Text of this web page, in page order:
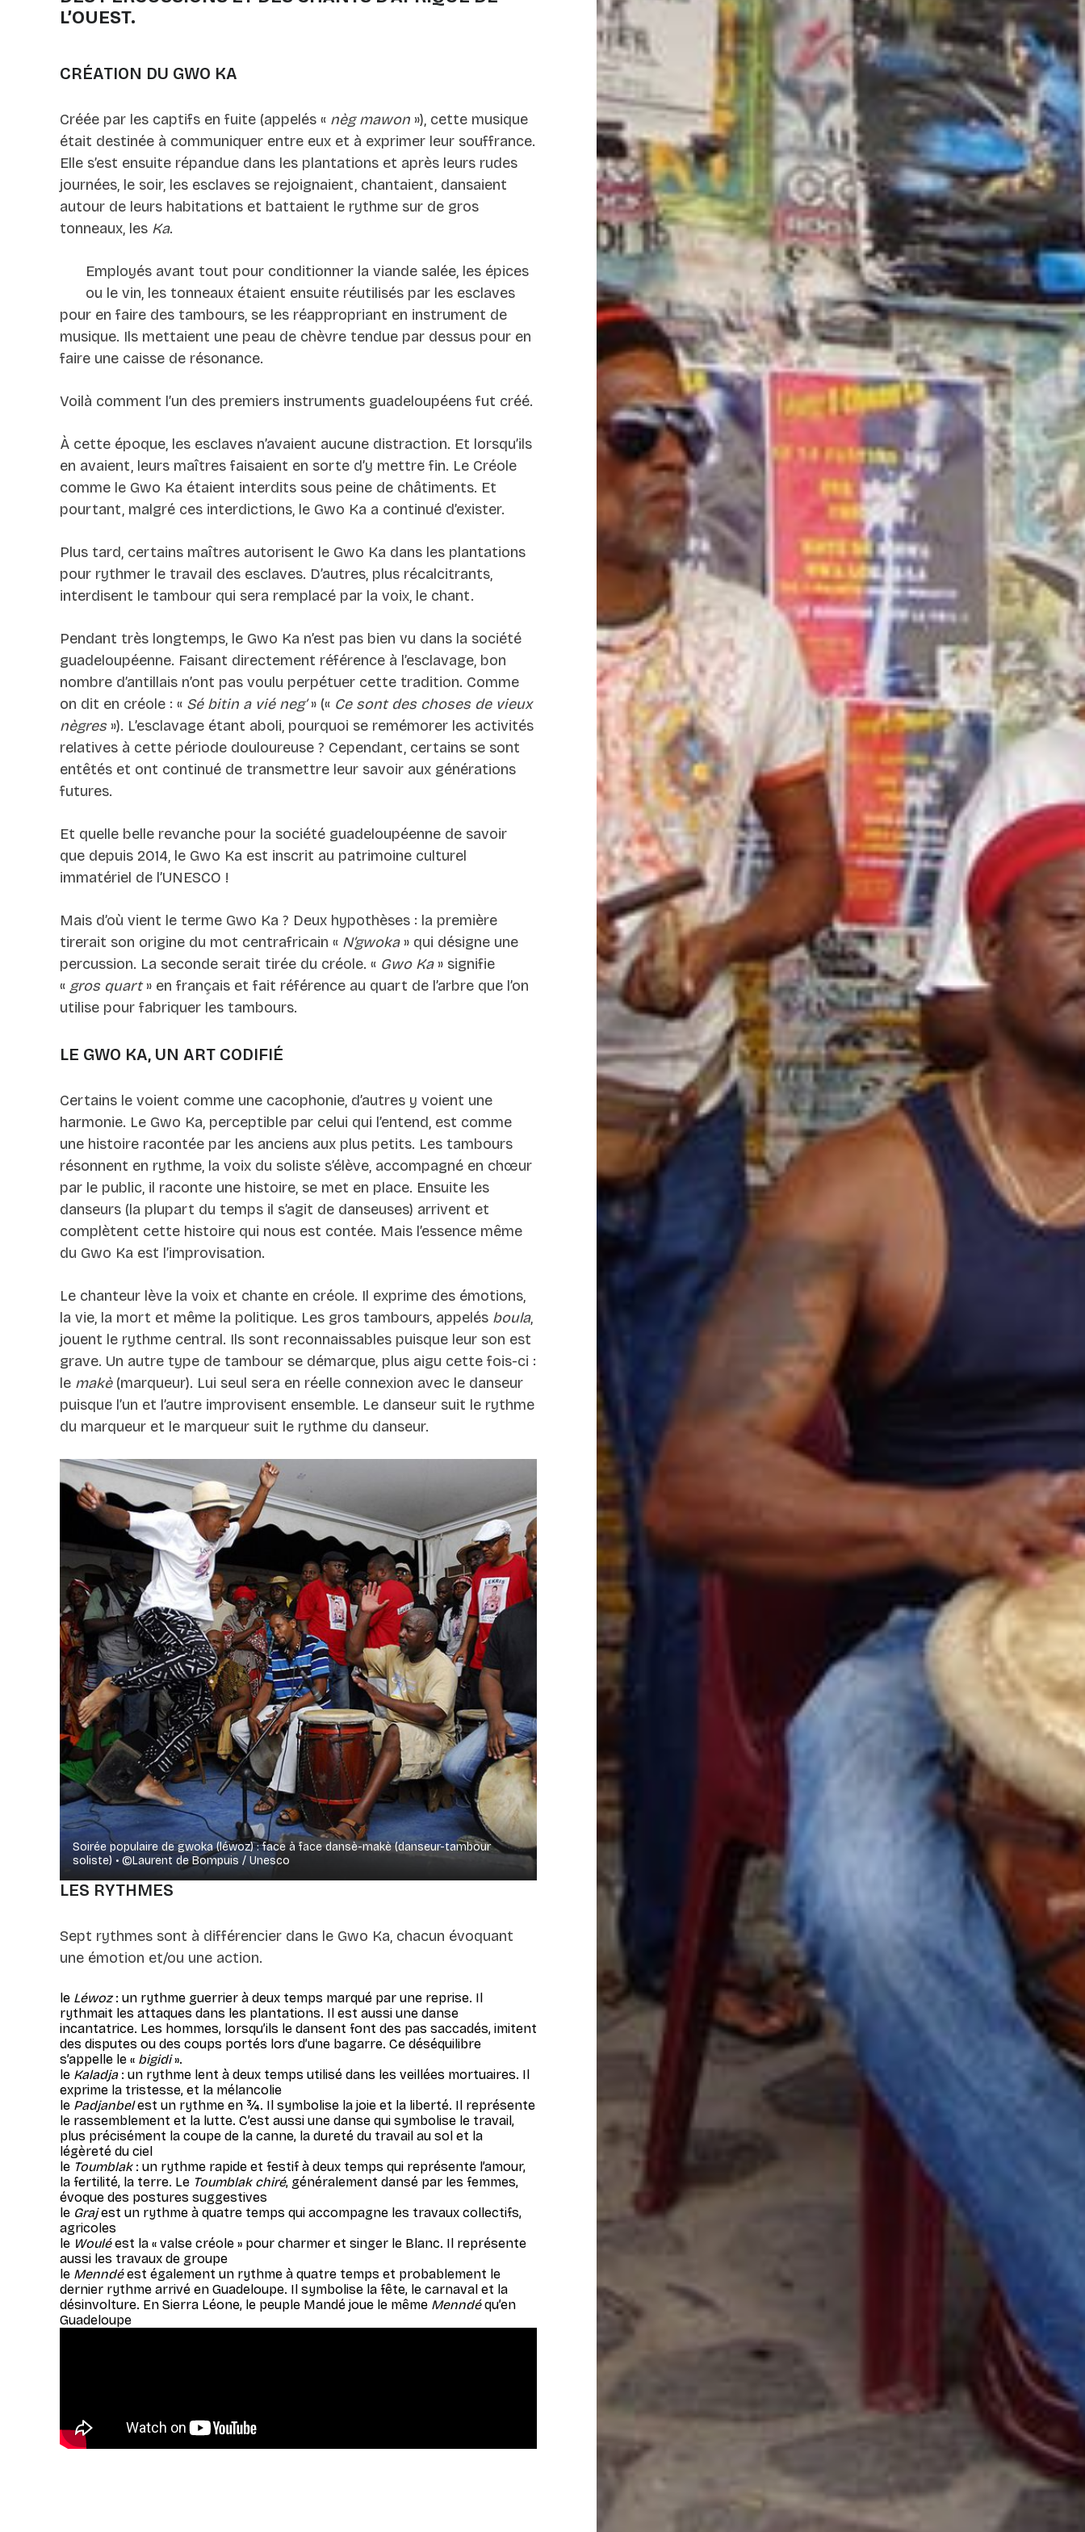
L’OUEST.
CRÉATION DU GWO KA
Créée par les captifs en fuite (appelés « nèg mawon»), cette musique
était destinée à communiquer entre eux et à exprimer leur souffrance.
Elle s’est ensuite répandue dans les plantations et après leurs rudes
journées, le soir, les esclaves se rejoignaient, chantaient, dansaient
autour de leurs habitations et battaient le rythme sur de gros
tonneaux, les Ka.
Employés avant tout pour conditionner la viande salée, les épices
ou le vin, les tonneaux étaient ensuite réutilisés par les esclaves
pour en faire des tambours, se les réappropriant en instrument de
musique. Ils mettaient une peau de chèvre tendue par dessus pour en
faire une caisse de résonance.
Voilà comment l’un des premiers instruments guadeloupéens fut créé.
À cette époque, les esclaves n’avaient aucune distraction. Et lorsqu’ils
en avaient, leurs maîtres faisaient en sorte d’y mettre fin. Le Créole
comme le Gwo Ka étaient interdits sous peine de châtiments. Et
pourtant, malgré ces interdictions, le Gwo Ka a continué d’exister.
Plus tard, certains maîtres autorisent le Gwo Ka dans les plantations
pour rythmer le travail des esclaves. D’autres, plus récalcitrants,
interdisent le tambour qui sera remplacé par la voix, le chant.
Pendant très longtemps, le Gwo Ka n’est pas bien vu dans la société
guadeloupéenne. Faisant directement référence à l’esclavage, bon
nombre d’antillais n’ont pas voulu perpétuer cette tradition. Comme
on dit en créole : « Sé bitin a vié neg’» (« Ce sont des choses de vieux
nègres»). L’esclavage étant aboli, pourquoi se remémorer les activités
relatives à cette période douloureuse ? Cependant, certains se sont
entêtés et ont continué de transmettre leur savoir aux générations
futures.
Et quelle belle revanche pour la société guadeloupéenne de savoir
que depuis 2014, le Gwo Ka est inscrit au patrimoine culturel
immatériel de l’UNESCO !
Mais d’où vient le terme Gwo Ka ? Deux hypothèses : la première
tirerait son origine du mot centrafricain « N’gwoka» qui désigne une
percussion. La seconde serait tirée du créole. « Gwo Ka» signifie
« gros quart» en français et fait référence au quart de l’arbre que l’on
utilise pour fabriquer les tambours.
LE GWO KA, UN ART CODIFIÉ
Certains le voient comme une cacophonie, d’autres y voient une
harmonie. Le Gwo Ka, perceptible par celui qui l’entend, est comme
une histoire racontée par les anciens aux plus petits. Les tambours
résonnent en rythme, la voix du soliste s’élève, accompagné en chœur
par le public, il raconte une histoire, se met en place. Ensuite les
danseurs (la plupart du temps il s’agit de danseuses) arrivent et
complètent cette histoire qui nous est contée. Mais l’essence même
du Gwo Ka est l’improvisation.
Le chanteur lève la voix et chante en créole. Il exprime des émotions,
la vie, la mort et même la politique. Les gros tambours, appelés boula,
jouent le rythme central. Ils sont reconnaissables puisque leur son est
grave. Un autre type de tambour se démarque, plus aigu cette fois-ci :
le makè(marqueur). Lui seul sera en réelle connexion avec le danseur
puisque l’un et l’autre improvisent ensemble. Le danseur suit le rythme
du marqueur et le marqueur suit le rythme du danseur.
Soirée populaire de gwoka (léwoz) : face à face dansè-makè (danseur-tambour
soliste) • ©Laurent de Bompuis / Unesco
LES RYTHMES
Sept rythmes sont à différencier dans le Gwo Ka, chacun évoquant
une émotion et/ou une action.
le Léwoz: un rythme guerrier à deux temps marqué par une reprise. Il
rythmait les attaques dans les plantations. Il est aussi une danse
incantatrice. Les hommes, lorsqu’ils le dansent font des pas saccadés, imitent
des disputes ou des coups portés lors d’une bagarre. Ce déséquilibre
s’appelle le « bigidi».
le Kaladja: un rythme lent à deux temps utilisé dans les veillées mortuaires. Il
exprime la tristesse, et la mélancolie
le Padjanbelest un rythme en ¾. Il symbolise la joie et la liberté. Il représente
le rassemblement et la lutte. C’est aussi une danse qui symbolise le travail,
plus précisément la coupe de la canne, la dureté du travail au sol et la
légèreté du ciel
le Toumblak: un rythme rapide et festif à deux temps qui représente l’amour,
la fertilité, la terre. Le Toumblak chiré, généralement dansé par les femmes,
évoque des postures suggestives
le Grajest un rythme à quatre temps qui accompagne les travaux collectifs,
agricoles
le Wouléest la « valse créole » pour charmer et singer le Blanc. Il représente
aussi les travaux de groupe
le Menndéest également un rythme à quatre temps et probablement le
dernier rythme arrivé en Guadeloupe. Il symbolise la fête, le carnaval et la
désinvolture. En Sierra Léone, le peuple Mandé joue le même Menndéqu’en
Guadeloupe